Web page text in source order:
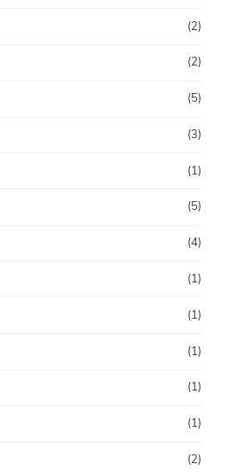
(2)
(2)
(5)
(3)
(1)
(5)
(4)
(1)
(1)
(1)
(1)
(1)
(2)